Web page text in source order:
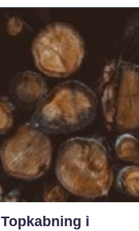
En dygtig murer kan
forvandle en slidt bolig
til et moderne og
holdbart hjem, mens det
modsatte kan give dyre
r...
Topkabning i